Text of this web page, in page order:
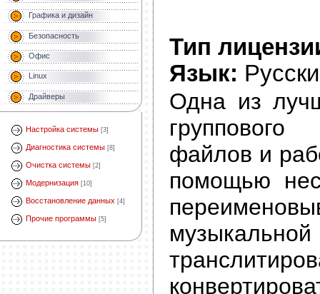
Графика и дизайн
Безопасность
Офис
Linux
Драйверы
Настройка системы [3]
Диагностика системы [8]
Очистка системы [2]
Модернизация [10]
Восстановление данных [4]
Прочие программы [5]
Тип
Язык:
Одна из
файлов и
помощью